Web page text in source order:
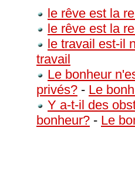
le rêve est la
le rêve est la
le travail est-il
travail
Le bonheur
privés? - Le
Y a-t-il des
bonheur? - Le